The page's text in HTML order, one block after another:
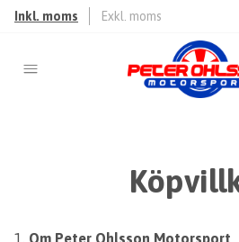
Inkl. moms Exkl. moms
Om Peter Ohlsson Motorsport